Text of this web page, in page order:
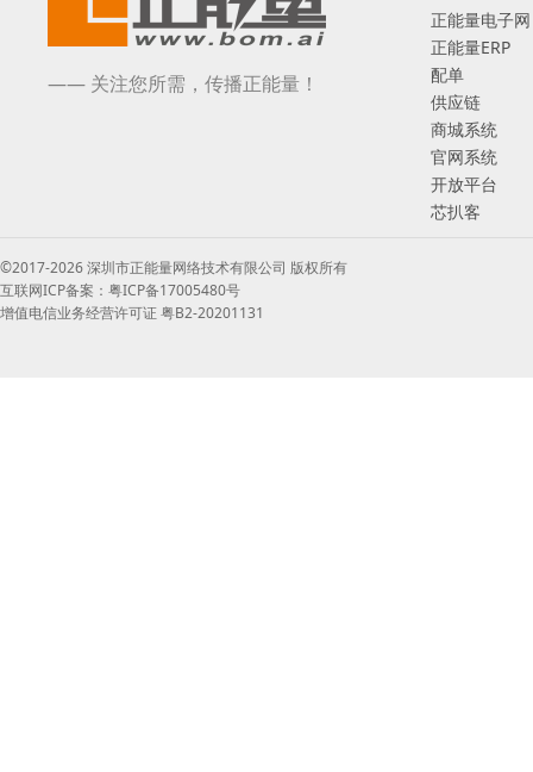
—— 关注您所需，传播正能量！
正能量电子网
正能量ERP
配单
供应链
商城系统
官网系统
开放平台
芯扒客
©2017-2026 深圳市正能量网络技术有限公司 版权所有
互联网ICP备案：粤ICP备17005480号
增值电信业务经营许可证 粤B2-20201131